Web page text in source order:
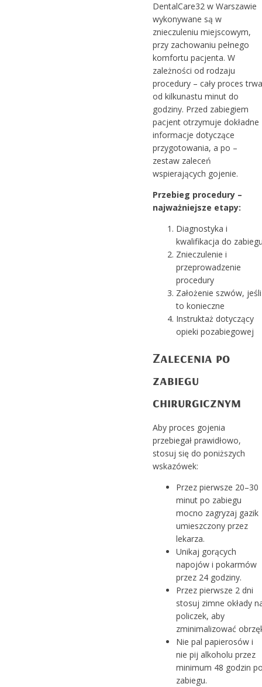
DentalCare32 w Warszawie
wykonywane są w
znieczuleniu miejscowym,
przy zachowaniu pełnego
komfortu pacjenta. W
zależności od rodzaju
procedury – cały proces trwa
od kilkunastu minut do
godziny. Przed zabiegiem
pacjent otrzymuje dokładne
informacje dotyczące
przygotowania, a po –
zestaw zaleceń
wspierających gojenie.
Przebieg procedury –
najważniejsze etapy:
Diagnostyka i
kwalifikacja do
Znieczulenie i
przeprowadzenie
procedury
Założenie szwów, jeśli
to konieczne
Instruktaż dotyczący
opieki pozabiegowej
Zalecenia po
zabiegu
chirurgicznym
Aby proces gojenia
przebiegał prawidłowo,
stosuj się do poniższych
wskazówek:
Przez pierwsze 20–30
minut po zabiegu
mocno zagryzaj gazik
umieszczony przez
lekarza.
Unikaj gorących
napojów i pokarmów
przez 24 godziny.
Przez pierwsze 2 dni
stosuj zimne okłady
policzek, aby
zminimalizować
Nie pal papierosów i
nie pij alkoholu przez
minimum 48 godzin
zabiegu.